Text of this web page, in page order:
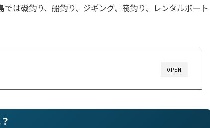
は磯釣り、船釣り、ジギング、筏釣り、レンタルボート
OPEN